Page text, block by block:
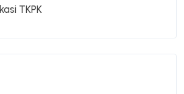
TKPK